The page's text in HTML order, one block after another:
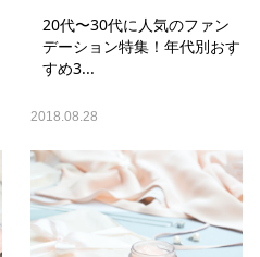
20代〜30代に人気のファン
デーション特集！年代別おす
すめ3...
2018.08.28